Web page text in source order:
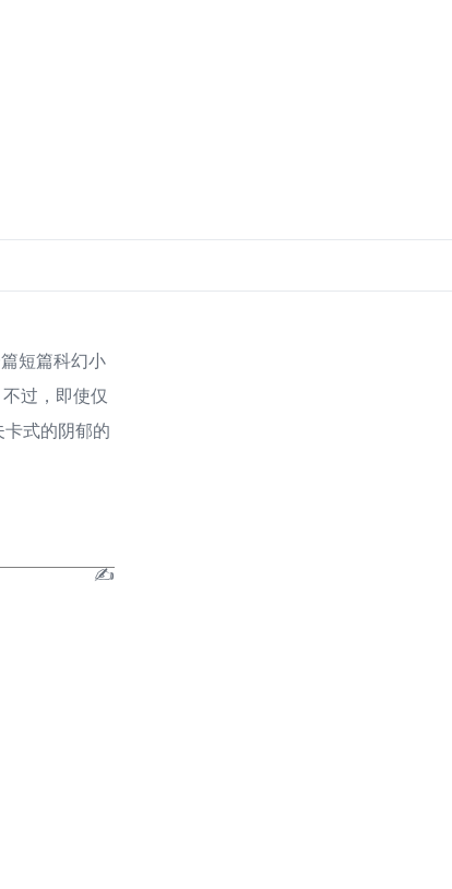
短篇科幻小
过，即使仅
式的阴郁的